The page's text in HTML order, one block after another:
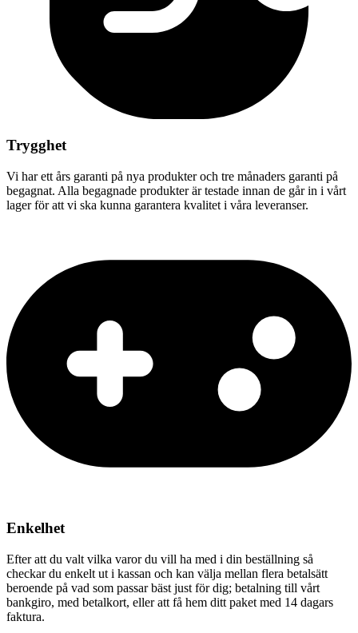
Trygghet
Vi har ett års garanti på nya produkter och tre månaders garanti på
begagnat. Alla begagnade produkter är testade innan de går in i vårt
lager för att vi ska kunna garantera kvalitet i våra leveranser.
Enkelhet
Efter att du valt vilka varor du vill ha med i din beställning så
checkar du enkelt ut i kassan och kan välja mellan flera betalsätt
beroende på vad som passar bäst just för dig; betalning till vårt
bankgiro, med betalkort, eller att få hem ditt paket med 14 dagars
faktura.